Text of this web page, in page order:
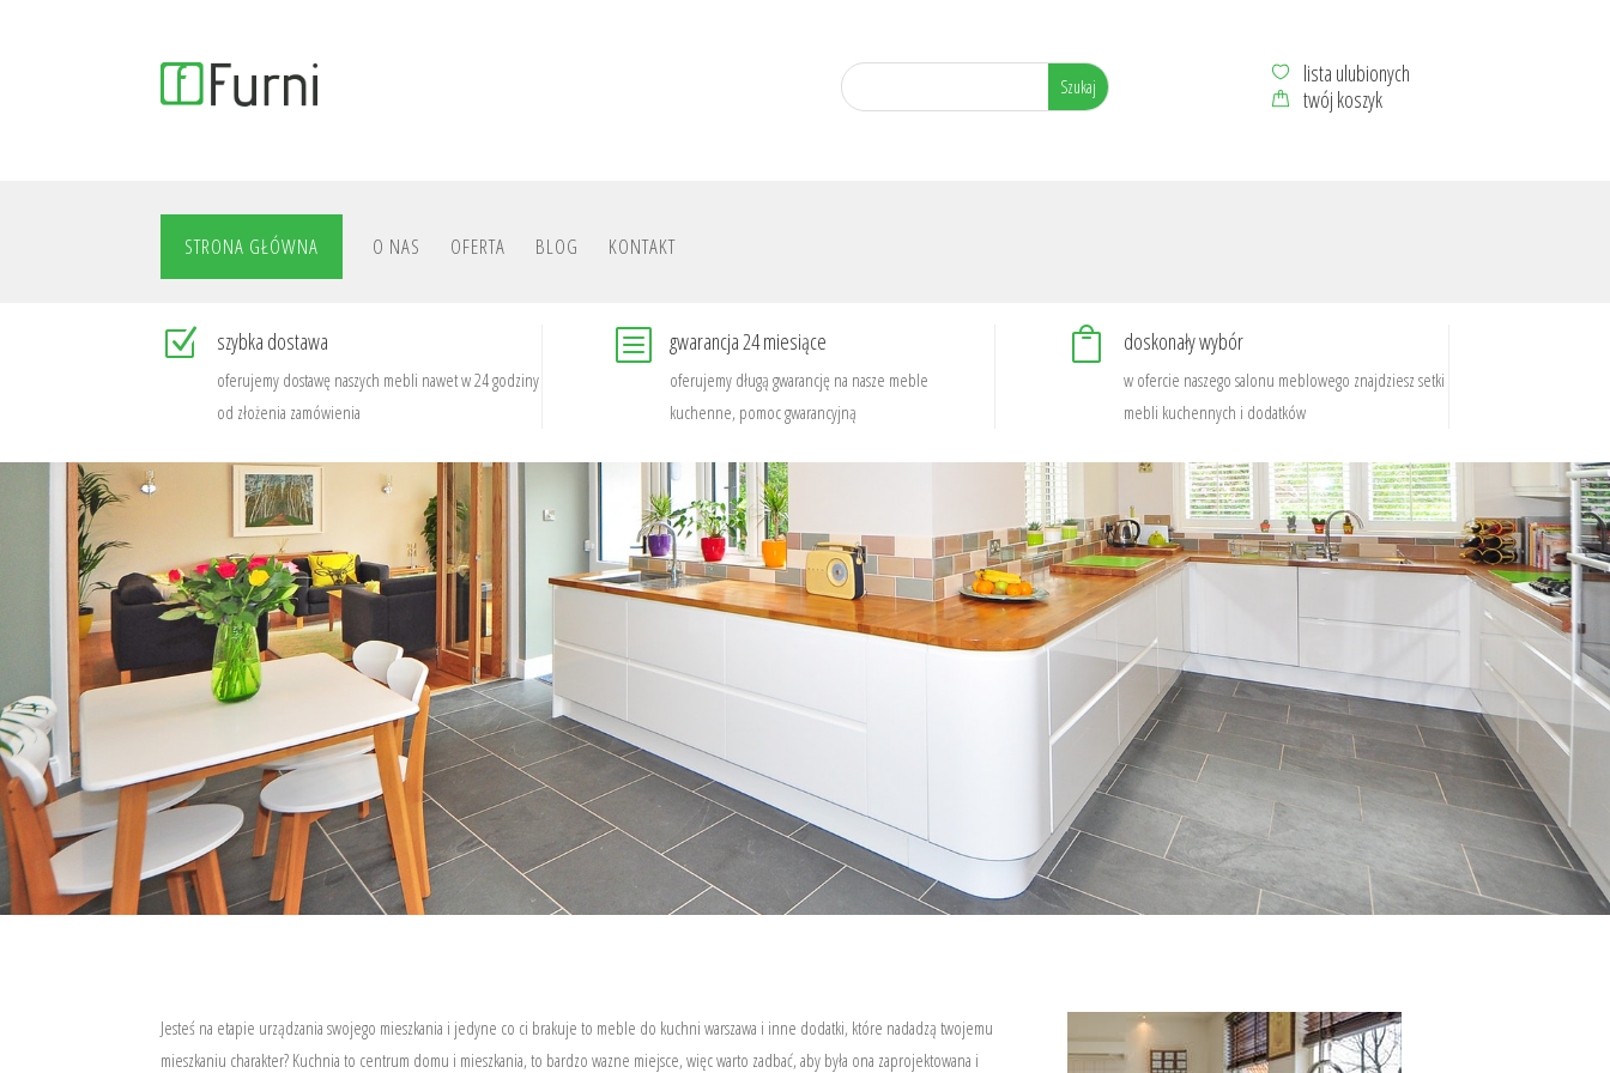
lista ulubionych
twój koszyk
STRONA GŁÓWNA O NAS OFERTA BLOG KONTAKT
Z szybka dostawa
oferujemy dostawę naszych mebli nawet w 24 godziny
od złożenia zamówienia
b gwarancja 24 miesiące
oferujemy długą gwarancję na nasze meble
kuchenne, pomoc gwarancyjną
 doskonały wybór
w ofercie naszego salonu meblowego znajdziesz setki
mebli kuchennych i dodatków
Jesteś na etapie urządzania swojego mieszkania i jedyne co ci brakuje to meble do kuchni warszawa i inne dodatki, które nadadzą twojemu
mieszkaniu charakter? Kuchnia to centrum domu i mieszkania, to bardzo wazne miejsce, więc warto zadbać, aby była ona zaprojektowana i